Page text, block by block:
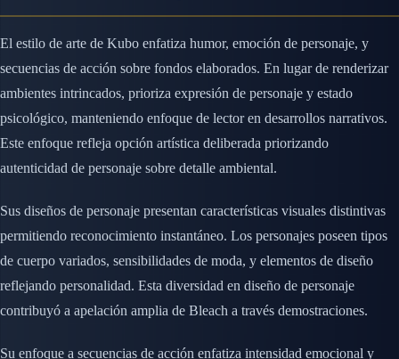
El estilo de arte de Kubo enfatiza humor, emoción de personaje, y
secuencias de acción sobre fondos elaborados. En lugar de renderizar
ambientes intrincados, prioriza expresión de personaje y estado
psicológico, manteniendo enfoque de lector en desarrollos narrativos.
Este enfoque refleja opción artística deliberada priorizando
autenticidad de personaje sobre detalle ambiental.
Sus diseños de personaje presentan características visuales distintivas
permitiendo reconocimiento instantáneo. Los personajes poseen tipos
de cuerpo variados, sensibilidades de moda, y elementos de diseño
reflejando personalidad. Esta diversidad en diseño de personaje
contribuyó a apelación amplia de Bleach a través demostraciones.
Su enfoque a secuencias de acción enfatiza intensidad emocional y